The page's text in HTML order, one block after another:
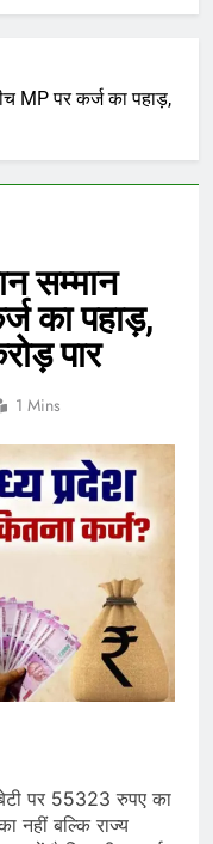
MP पर कर्ज का पहाड़,
सम्मान
का पहाड़,
पार
1 Mins
बेटी पर 55323 रुपए का
नहीं बल्कि राज्य